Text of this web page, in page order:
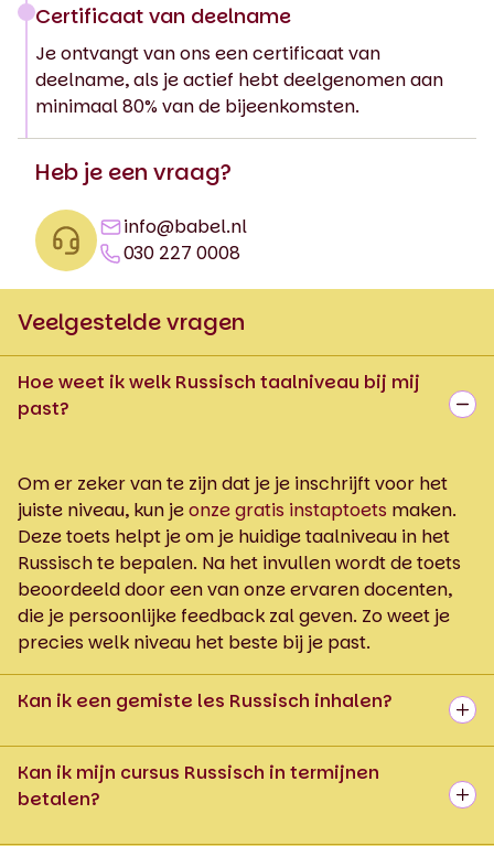
Certificaat van deelname
Je ontvangt van ons een certificaat van
deelname, als je actief hebt deelgenomen aan
minimaal 80% van de bijeenkomsten.
Heb je een vraag?
info@babel.nl
030 227 0008
Veelgestelde vragen
Hoe weet ik welk Russisch taalniveau bij mij
past?
Om er zeker van te zijn dat je je inschrijft voor het
juiste niveau, kun jeonze gratis instaptoets maken.
Deze toets helpt je om je huidige taalniveau in het
Russisch te bepalen. Na het invullen wordt de toets
beoordeeld door een van onze ervaren docenten,
die je persoonlijke feedback zal geven. Zo weet je
precies welk niveau het beste bij je past.
Kan ik een gemiste les Russisch inhalen?
Kan ik mijn cursus Russisch in termijnen
betalen?